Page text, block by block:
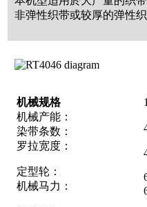
非弹性织带或较厚的弹性
机械规格
机械产能：
染带条数：
罗拉宽度：
定型轮：
机械马力：